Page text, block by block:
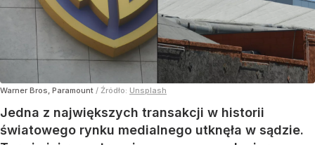
Warner Bros, Paramount / Źródło: Unsplash
Jedna z największych transakcji w historii
światowego rynku medialnego utknęła w sądzie.